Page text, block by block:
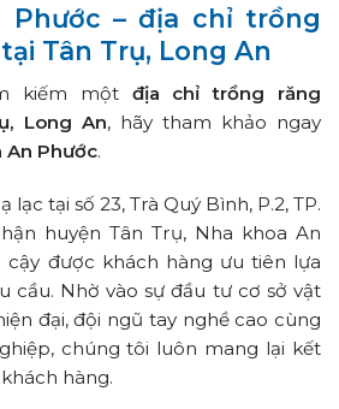
Phước – địa chỉ trồng
Tân Trụ, Long An
kiếm một địa chỉ trồng răng
Long An, hãy tham khảo ngay
An Phước.
lạc tại số 23, Trà Quý Bình, P.2, TP.
huyện Tân Trụ, Nha khoa An
cậy được khách hàng ưu tiên lựa
cầu. Nhờ vào sự đầu tư cơ sở vật
đại, đội ngũ tay nghề cao cùng
chúng tôi luôn mang lại kết
hàng.